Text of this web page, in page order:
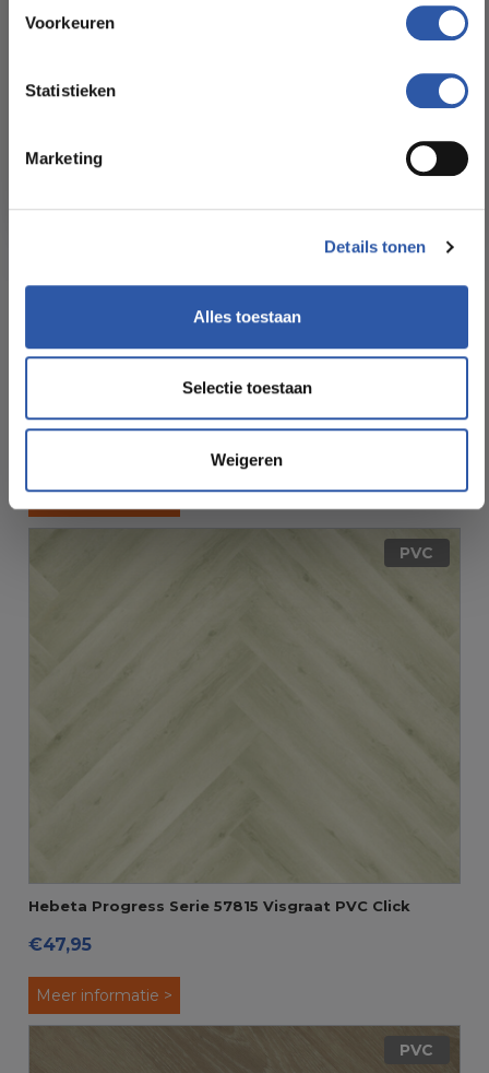
Voorkeuren
Statistieken
Marketing
Details tonen
Alles toestaan
Selectie toestaan
Weigeren
Meer informatie >
PVC
Hebeta Progress Serie 57815 Visgraat PVC Click
€47,95
Meer informatie >
PVC
betaalbare prijzen. Profiteer van een zorgeloze installatie